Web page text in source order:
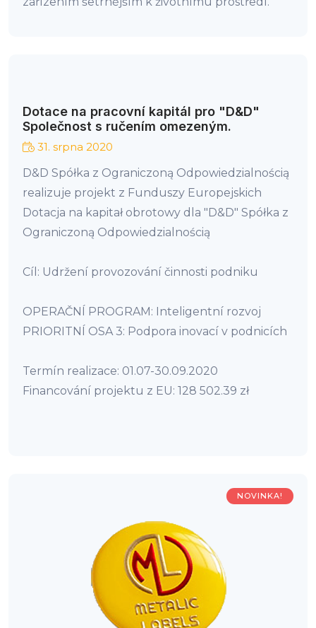
Dotace na pracovní kapitál pro "D&D"
Společnost s ručením omezeným.
31. srpna 2020
D&D Spółka z Ograniczoną Odpowiedzialnością
realizuje projekt z Funduszy Europejskich
Dotacja na kapitał obrotowy dla "D&D" Spółka z
Ograniczoną Odpowiedzialnością
Cíl: Udržení provozování činnosti podniku
OPERAČNÍ PROGRAM: Inteligentní rozvoj
PRIORITNÍ OSA 3: Podpora inovací v podnicích
Termín realizace: 01.07-30.09.2020
Financování projektu z EU: 128 502.39 zł
NOVINKA!